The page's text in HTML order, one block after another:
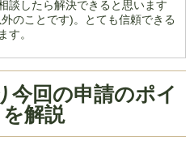
談したら解決できると思います
のことです)。とても信頼できる
す。
今回の申請のポイ
解説